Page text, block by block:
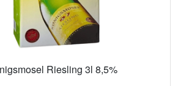
Riesling 3l 8,5%